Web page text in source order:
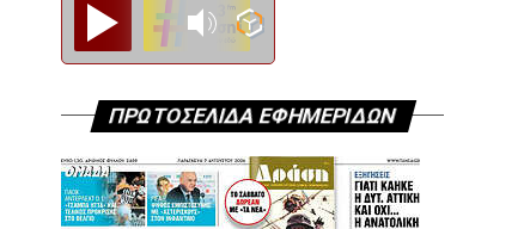
ΠΡΩΤΟΣΕΛΙΔΑ ΕΦΗΜΕΡΙΔΩΝ